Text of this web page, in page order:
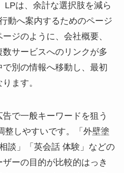
LPは、余計な選択肢を減ら
動へ案内するためのページ
ジのように、会社概要、
サービスへのリンクが多
別の情報へ移動し、最初
ます。
で一般キーワードを狙う
整しやすいです。「外壁塗
談」「英会話 体験」などの
ーの目的が比較的はっき